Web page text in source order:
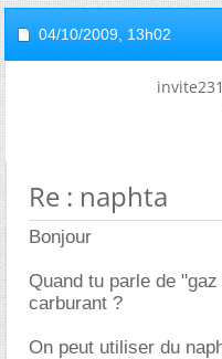
04/10/2009, 13h02
Re : naphta
Bonjour
Quand tu parle de
carburant ?
On peut utiliser du